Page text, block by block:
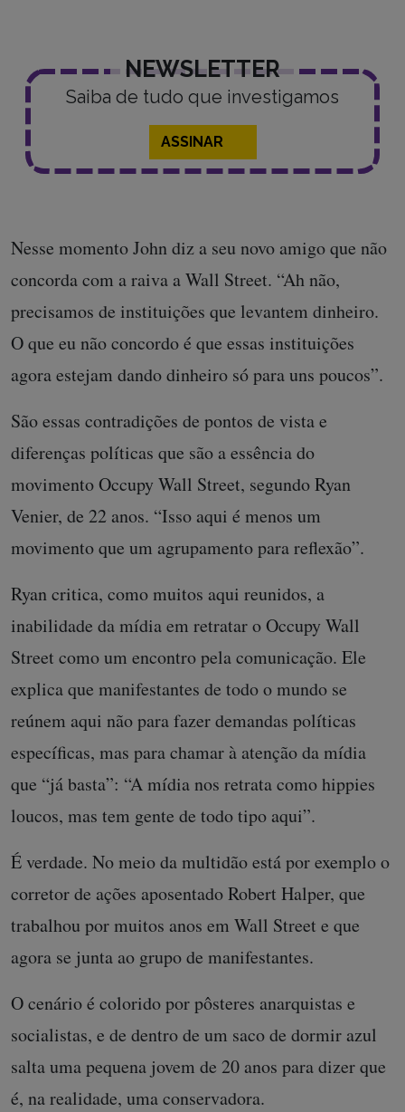
NEWSLETTER
Saiba de tudo que investigamos
ASSINAR
Nesse momento John diz a seu novo amigo que não
concorda com a raiva a Wall Street. “Ah não,
precisamos de instituições que levantem dinheiro.
O que eu não concordo é que essas instituições
agora estejam dando dinheiro só para uns poucos”.
São essas contradições de pontos de vista e
diferenças políticas que são a essência do
movimento Occupy Wall Street, segundo Ryan
Venier, de 22 anos. “Isso aqui é menos um
movimento que um agrupamento para reflexão”.
Ryan critica, como muitos aqui reunidos, a
inabilidade da mídia em retratar o Occupy Wall
Street como um encontro pela comunicação. Ele
explica que manifestantes de todo o mundo se
reúnem aqui não para fazer demandas políticas
específicas, mas para chamar à atenção da mídia
que “já basta”: “A mídia nos retrata como hippies
loucos, mas tem gente de todo tipo aqui”.
É verdade. No meio da multidão está por exemplo o
corretor de ações aposentado Robert Halper, que
trabalhou por muitos anos em Wall Street e que
agora se junta ao grupo de manifestantes.
O cenário é colorido por pôsteres anarquistas e
socialistas, e de dentro de um saco de dormir azul
salta uma pequena jovem de 20 anos para dizer que
é, na realidade, uma conservadora.